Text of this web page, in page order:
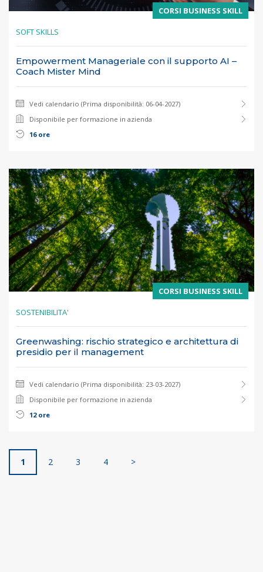
CORSI BUSINESS SKILL
SOFT SKILLS
Empowerment Manageriale con il supporto AI –
Coach Mister Mind
Vedi calendario (Prima disponibilità: 06-04-2027)
Disponibile per formazione in azienda
16 ore
CORSI BUSINESS SKILL
SOSTENIBILITA'
Greenwashing: rischio strategico e architettura di
presidio per il management
Vedi calendario (Prima disponibilità: 23-03-2027)
Disponibile per formazione in azienda
12 ore
1 2 3 4 >